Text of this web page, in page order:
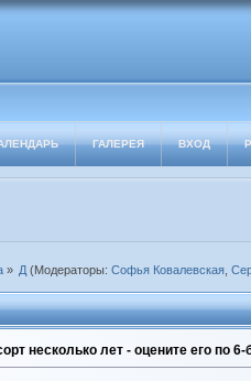
ГАЛЕРЕЯ ВХОД
» Д(Модераторы:Софья Ковалевская,
несколько лет - оцените его по